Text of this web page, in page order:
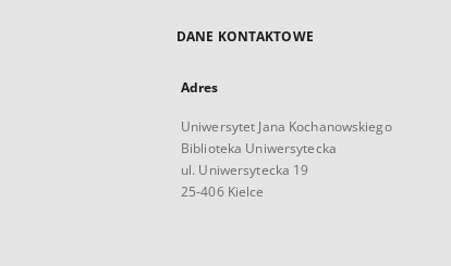
DANE KONTAKTOWE
Adres
Uniwersytet Jana Kochanowskiego
Biblioteka Uniwersytecka
ul. Uniwersytecka 19
25-406 Kielce